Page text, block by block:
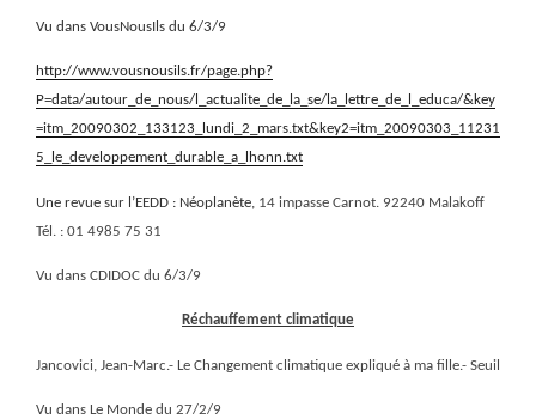
Vu dans VousNousIls du 6/3/9
http://www.vousnousils.fr/page.php?
P=data/autour_de_nous/l_actualite_de_la_se/la_lettre_de_l_educa/&key
=itm_20090302_133123_lundi_2_mars.txt&key2=itm_20090303_11231
5_le_developpement_durable_a_lhonn.txt
Une revue sur l’EEDD : Néoplanète, 14 impasse Carnot. 92240 Malakoff
Tél. : 01 4985 75 31
Vu dans CDIDOC du 6/3/9
Réchauffement climatique
Jancovici, Jean-Marc.- Le Changement climatique expliqué à ma fille.- Seuil
Vu dans Le Monde du 27/2/9